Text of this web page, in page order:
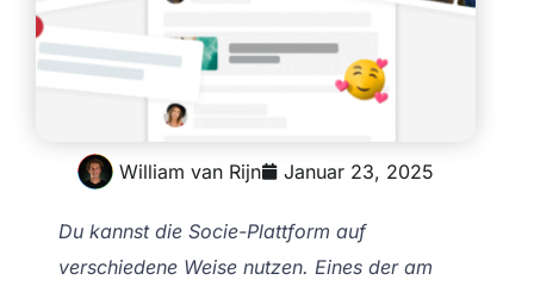
William van Rijn Januar 23, 2025
Du kannst die Socie-Plattform auf
verschiedene Weise nutzen. Eines der am